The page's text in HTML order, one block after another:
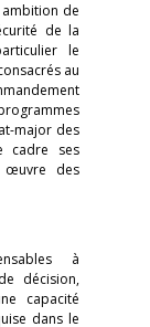
de
de la
le
au
major des
cadre ses
œuvre des
à
décision,
capacité
dans le